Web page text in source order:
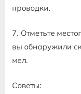
проводки.
7. Отметьте
вы обнаружили
мел.
Советы: